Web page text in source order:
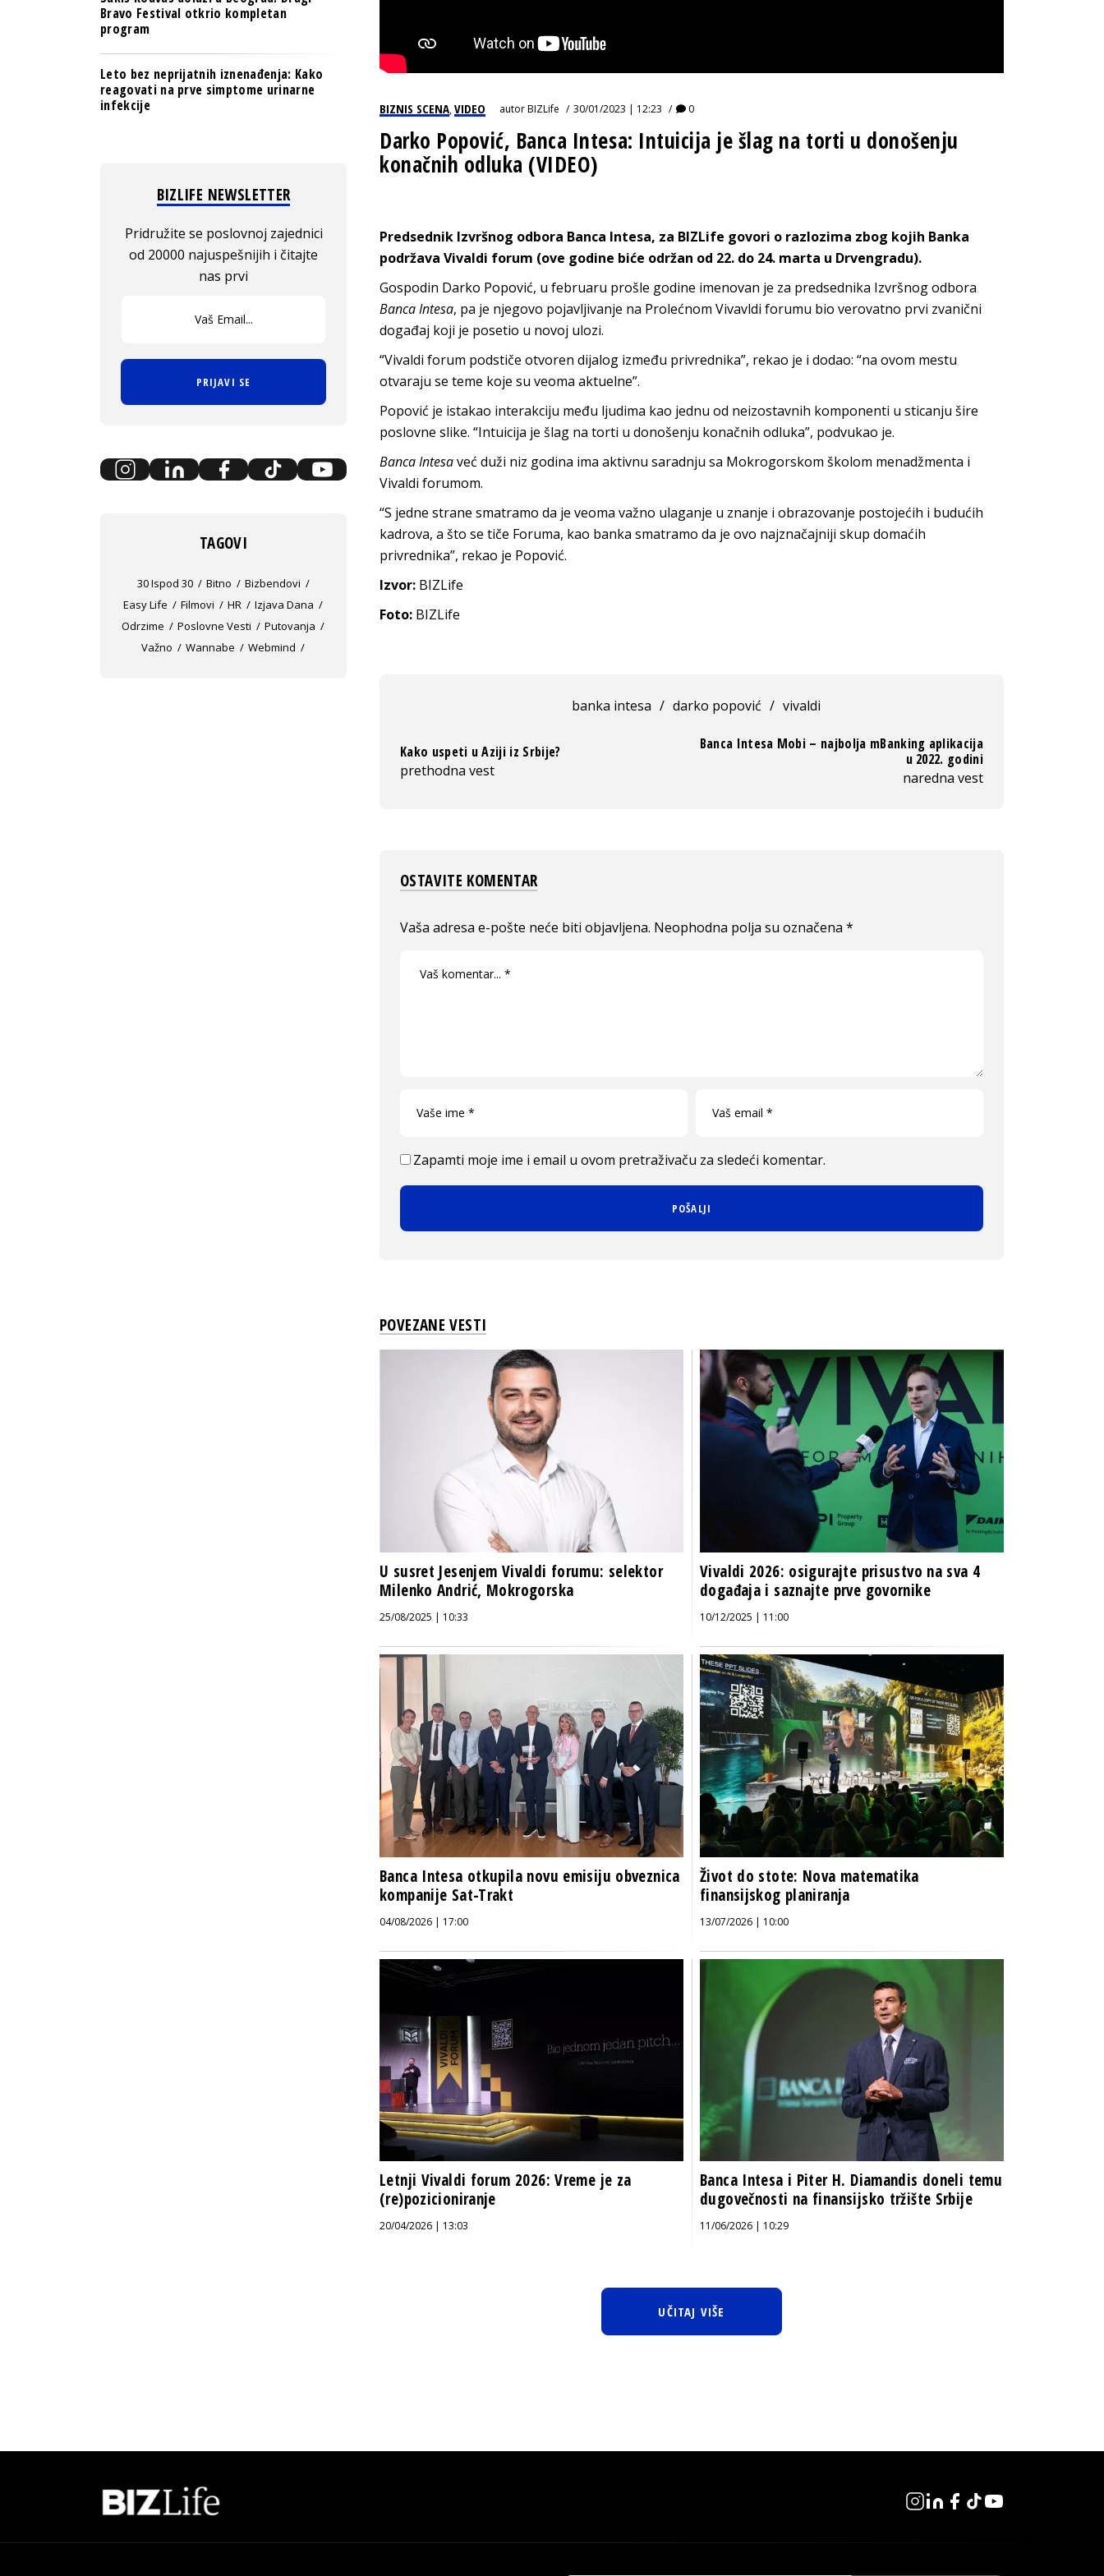
BIZNIS SCENA,VIDEO autorBIZLife 30/01/2023 | 12:23 0
Darko Popović, Banca Intesa: Intuicija je šlag na torti u donošenju
konačnih odluka (VIDEO)
Predsednik Izvršnog odbora Banca Intesa, za BIZLife govori o razlozima zbog kojih Banka
podržava Vivaldi forum (ove godine biće održan od 22. do 24. marta u Drvengradu).
Gospodin Darko Popović, u februaru prošle godine imenovan je za predsednika Izvršnog odbora
Banca Intesa, pa je njegovo pojavljivanje na Prolećnom Vivavldi forumu bio verovatno prvi zvanični
događaj koji je posetio u novoj ulozi.
“Vivaldi forum podstiče otvoren dijalog između privrednika”, rekao je i dodao: “na ovom mestu
otvaraju se teme koje su veoma aktuelne”.
Popović je istakao interakciju među ljudima kao jednu od neizostavnih komponenti u sticanju šire
poslovne slike. “Intuicija je šlag na torti u donošenju konačnih odluka”, podvukao je.
Banca Intesaveć duži niz godina ima aktivnu saradnju sa Mokrogorskom školom menadžmenta i
Vivaldi forumom.
“S jedne strane smatramo da je veoma važno ulaganje u znanje i obrazovanje postojećih i budućih
kadrova, a što se tiče Foruma, kao banka smatramo da je ovo najznačajniji skup domaćih
privrednika”, rekao je Popović.
Izvor: BIZLife
Foto: BIZLife
banka intesa / darko popović / vivaldi
Kako uspeti u Aziji iz Srbije?
prethodna vest
Banca Intesa Mobi – najbolja mBanking aplikacija
u 2022. godini
naredna vest
OSTAVITE KOMENTAR
Vaša adresa e-pošte neće biti objavljena. Neophodna polja su označena *
Zapamti moje ime i email u ovom pretraživaču za sledeći komentar.
POVEZANE VESTI
U susret Jesenjem Vivaldi forumu: selektor
Milenko Andrić, Mokrogorska
25/08/2025 | 10:33
Vivaldi 2026: osigurajte prisustvo na sva 4
događaja i saznajte prve govornike
10/12/2025 | 11:00
Banca Intesa otkupila novu emisiju obveznica
kompanije Sat-Trakt
04/08/2026 | 17:00
Život do stote: Nova matematika
finansijskog planiranja
13/07/2026 | 10:00
Letnji Vivaldi forum 2026: Vreme je za
(re)pozicioniranje
20/04/2026 | 13:03
Banca Intesa i Piter H. Diamandis doneli temu
dugovečnosti na finansijsko tržište Srbije
11/06/2026 | 10:29
UČITAJ VIŠE
Bravo Festival otkrio kompletan
program
Leto bez neprijatnih iznenađenja: Kako
reagovati na prve simptome urinarne
infekcije
BIZLIFE NEWSLETTER
Pridružite se poslovnoj zajednici
od 20000 najuspešnijih i čitajte
nas prvi
PRIJAVI SE
TAGOVI
30 Ispod 30 Bitno
Bizbendovi
Easy Life
Filmovi HR
Izjava Dana
Odrzime
Poslovne Vesti
Putovanja
Važno
Wannabe Webmind